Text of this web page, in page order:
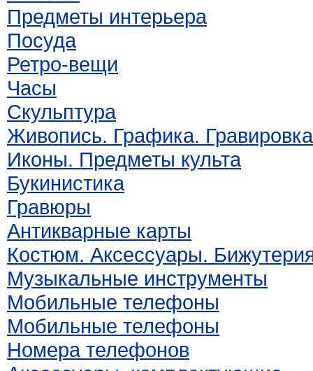
Предметы интерьера
Посуда
Ретро-вещи
Часы
Скульптура
Живопись. Графика. Гравировка
Иконы. Предметы культа
Букинистика
Гравюры
Антикварные карты
Костюм. Аксессуары.
Музыкальные инструменты
Мобильные телефоны
Мобильные телефоны
Номера телефонов